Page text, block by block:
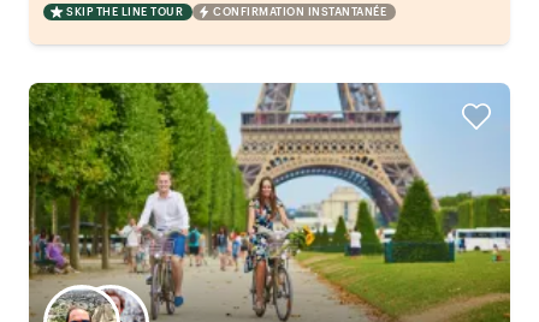
SKIP THE LINE TOUR CONFIRMATION INSTANTANÉE